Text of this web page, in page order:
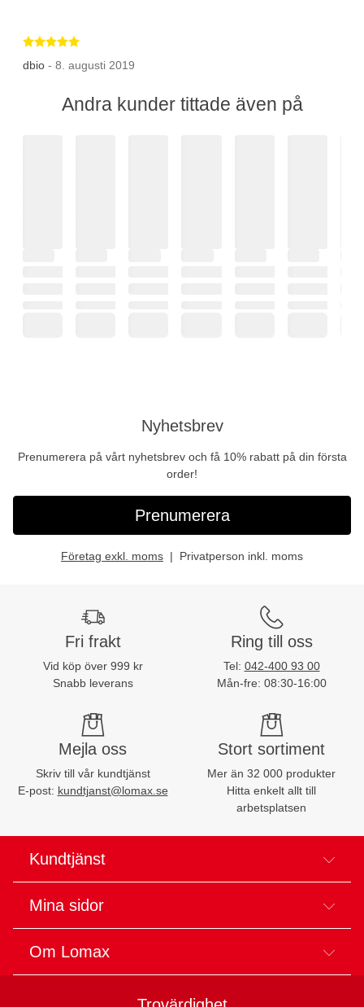
Betygsatt 5 av 5 stjärnor
dbio - 8. augusti 2019
Andra kunder tittade även på
Nyhetsbrev
Prenumerera på vårt nyhetsbrev och få 10% rabatt på din första
order!
Prenumerera
Företag exkl. moms Privatperson inkl. moms
Fri frakt
Vid köp över 999 kr
Snabb leverans
Ring till oss
Tel: 042-400 93 00
Mån-fre: 08:30-16:00
Mejla oss
Skriv till vår kundtjänst
E-post: kundtjanst@lomax.se
Stort sortiment
Mer än 32 000 produkter
Hitta enkelt allt till
arbetsplatsen
Kundtjänst
Mina sidor
Om Lomax